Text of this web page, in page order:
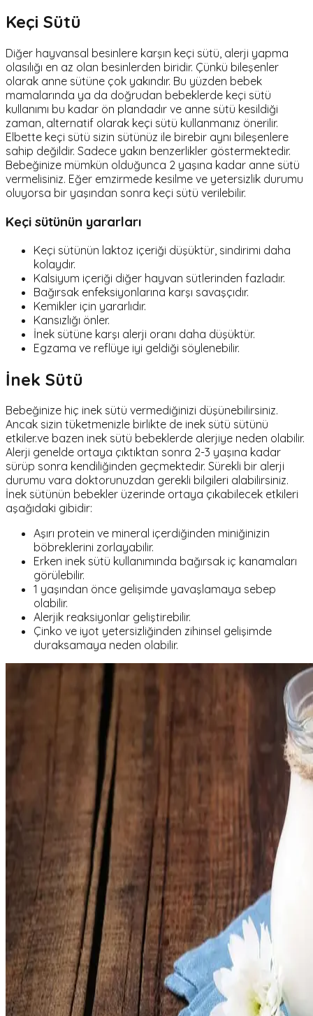
Keçi Sütü
Diğer hayvansal besinlere karşın keçi sütü, alerji yapma
olasılığı en az olan besinlerden biridir. Çünkü bileşenler
olarak anne sütüne çok yakındır. Bu yüzden bebek
mamalarında ya da doğrudan bebeklerde keçi sütü
kullanımı bu kadar ön plandadır ve anne sütü kesildiği
zaman, alternatif olarak keçi sütü kullanmanız önerilir.
Elbette keçi sütü sizin sütünüz ile birebir aynı bileşenlere
sahip değildir. Sadece yakın benzerlikler göstermektedir.
Bebeğinize mümkün olduğunca 2 yaşına kadar anne sütü
vermelisiniz. Eğer emzirmede kesilme ve yetersizlik durumu
oluyorsa bir yaşından sonra keçi sütü verilebilir.
Keçi sütünün yararları
Keçi sütünün laktoz içeriği düşüktür, sindirimi daha
kolaydır.
Kalsiyum içeriği diğer hayvan sütlerinden fazladır.
Bağırsak enfeksiyonlarına karşı savaşçıdır.
Kemikler için yararlıdır.
Kansızlığı önler.
İnek sütüne karşı alerji oranı daha düşüktür.
Egzama ve reflüye iyi geldiği söylenebilir.
İnek Sütü
Bebeğinize hiç inek sütü vermediğinizi düşünebilirsiniz.
Ancak sizin tüketmenizle birlikte de inek sütü sütünü
etkiler.ve bazen inek sütü bebeklerde alerjiye neden olabilir.
Alerji genelde ortaya çıktıktan sonra 2-3 yaşına kadar
sürüp sonra kendiliğinden geçmektedir. Sürekli bir alerji
durumu vara doktorunuzdan gerekli bilgileri alabilirsiniz.
İnek sütünün bebekler üzerinde ortaya çıkabilecek etkileri
aşağıdaki gibidir:
Aşırı protein ve mineral içerdiğinden miniğinizin
böbreklerini zorlayabilir.
Erken inek sütü kullanımında bağırsak iç kanamaları
görülebilir.
1 yaşından önce gelişimde yavaşlamaya sebep
olabilir.
Alerjik reaksiyonlar geliştirebilir.
Çinko ve iyot yetersizliğinden zihinsel gelişimde
duraksamaya neden olabilir.